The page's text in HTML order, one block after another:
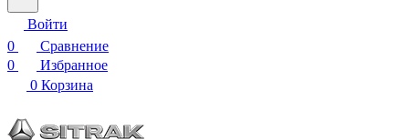
Войти
0
Сравнение
0
Избранное
0 Корзина